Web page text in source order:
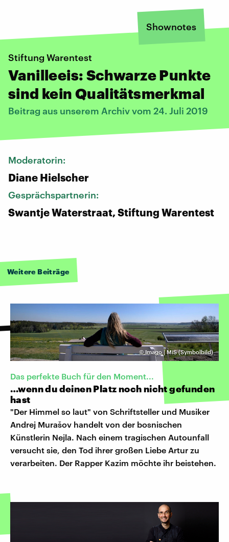
Shownotes
Stiftung Warentest
Vanilleeis: Schwarze Punkte
sind kein Qualitätsmerkmal
Beitrag aus unserem Archiv vom 24. Juli 2019
Moderatorin:
Diane Hielscher
Gesprächspartnerin:
Swantje Waterstraat, Stiftung Warentest
Weitere Beiträge
© Imago | MiS (Symbolbild)
Das perfekte Buch für den Moment...
…wenn du deinen Platz noch nicht gefunden
hast
"Der Himmel so laut" von Schriftsteller und Musiker
Andrej Murašov handelt von der bosnischen
Künstlerin Nejla. Nach einem tragischen Autounfall
versucht sie, den Tod ihrer großen Liebe Artur zu
verarbeiten. Der Rapper Kazim möchte ihr beistehen.